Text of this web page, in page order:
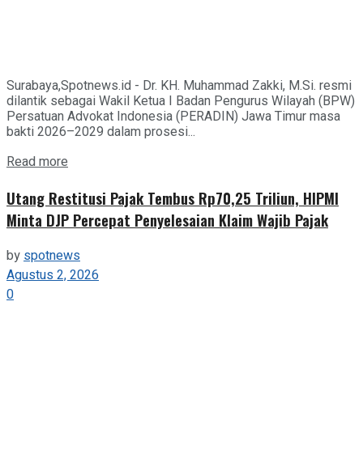
Surabaya,Spotnews.id - Dr. KH. Muhammad Zakki, M.Si. resmi
dilantik sebagai Wakil Ketua I Badan Pengurus Wilayah (BPW)
Persatuan Advokat Indonesia (PERADIN) Jawa Timur masa
bakti 2026–2029 dalam prosesi...
Read more
Utang Restitusi Pajak Tembus Rp70,25 Triliun, HIPMI
Minta DJP Percepat Penyelesaian Klaim Wajib Pajak
by spotnews
Agustus 2, 2026
0